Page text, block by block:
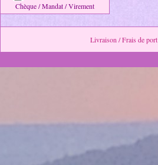
Chèque / Mandat / Virement
Livraison / Frais de port